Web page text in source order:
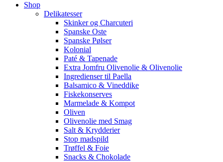
Shop
Delikatesser
Skinker og Charcuteri
Spanske Oste
Spanske Pølser
Kolonial
Paté & Tapenade
Extra Jomfru Olivenolie & Olivenolie
Ingredienser til Paella
Balsamico & Vineddike
Fiskekonserves
Marmelade & Kompot
Oliven
Olivenolie med Smag
Salt & Krydderier
Stop madspild
Trøffel & Foie
Snacks & Chokolade